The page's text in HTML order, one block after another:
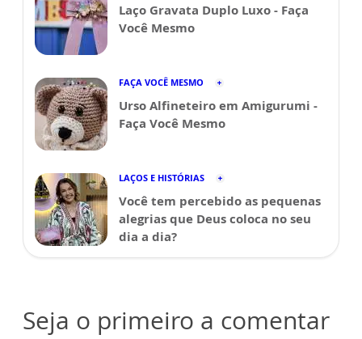
Laço Gravata Duplo Luxo - Faça
Você Mesmo
FAÇA VOCÊ MESMO
Urso Alfineteiro em Amigurumi -
Faça Você Mesmo
LAÇOS E HISTÓRIAS
Você tem percebido as pequenas
alegrias que Deus coloca no seu
dia a dia?
Seja o primeiro a comentar